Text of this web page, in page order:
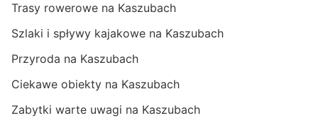
Trasy rowerowe na Kaszubach
Szlaki i spływy kajakowe na Kaszubach
Przyroda na Kaszubach
Ciekawe obiekty na Kaszubach
Zabytki warte uwagi na Kaszubach